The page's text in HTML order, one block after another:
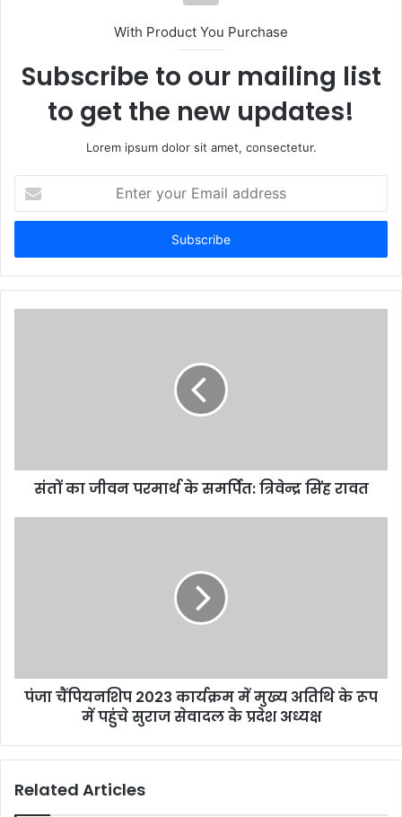
With Product You Purchase
Subscribe to our mailing list
to get the new updates!
Lorem ipsum dolor sit amet, consectetur.
your
Email
संतों का जीवन परमार्थ के समर्पित: त्रिवेन्द्र सिंह रावत
पंजा चैंपियनशिप 2023 कार्यक्रम में मुख्य अतिथि के रूप
में पहुंचे सुराज सेवादल के प्रदेश अध्यक्ष
Related Articles